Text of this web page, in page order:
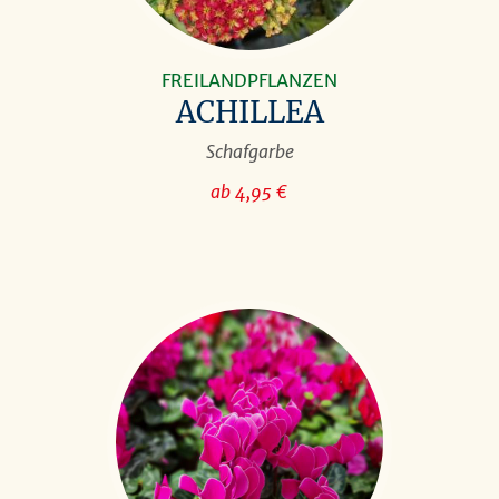
ACHILLEA
FREILANDPFLANZEN
Schafgarbe
ab 4,95 €